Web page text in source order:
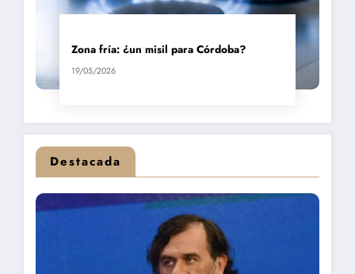
Zona fría: ¿un misil para Córdoba?
19/05/2026
Destacada